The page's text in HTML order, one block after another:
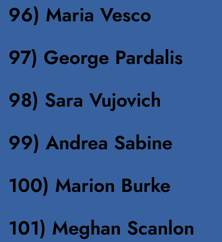
96) Maria Vesco
97) George Pardalis
98) Sara Vujovich
99) Andrea Sabine
100) Marion Burke
101) Meghan Scanlon